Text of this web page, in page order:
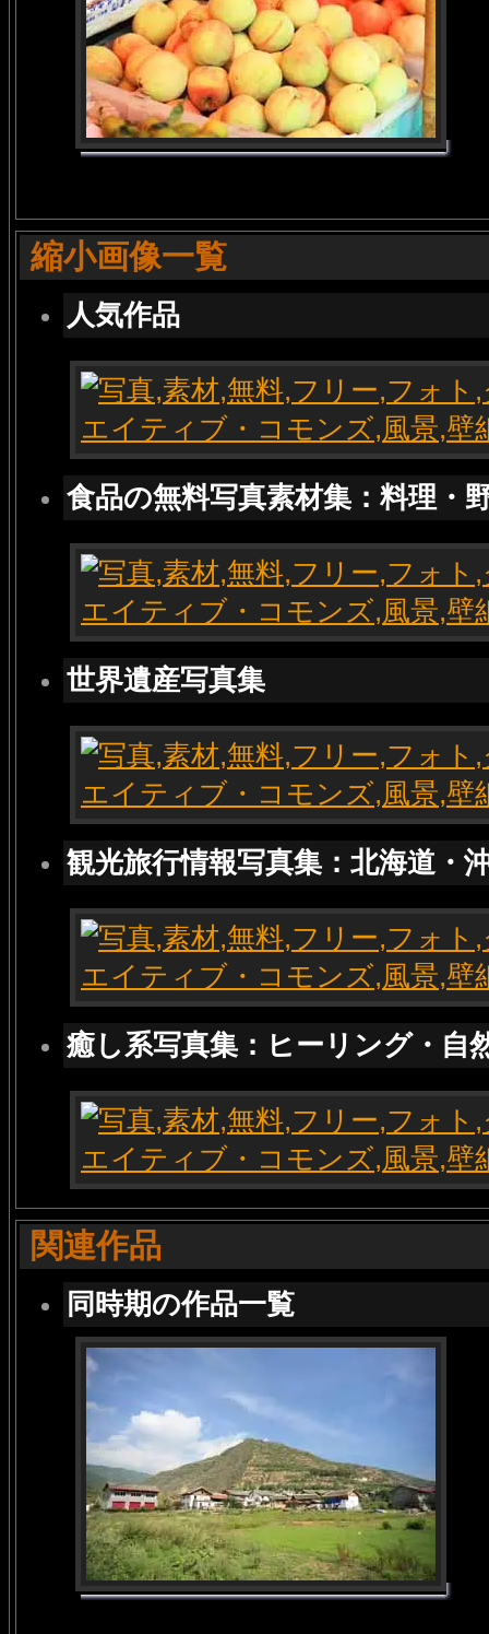
縮小画像一覧
人気作品
食品の無料写真素材集：料理・
世界遺産写真集
観光旅行情報写真集：北海道・
癒し系写真集：ヒーリング・自
関連作品
同時期の作品一覧